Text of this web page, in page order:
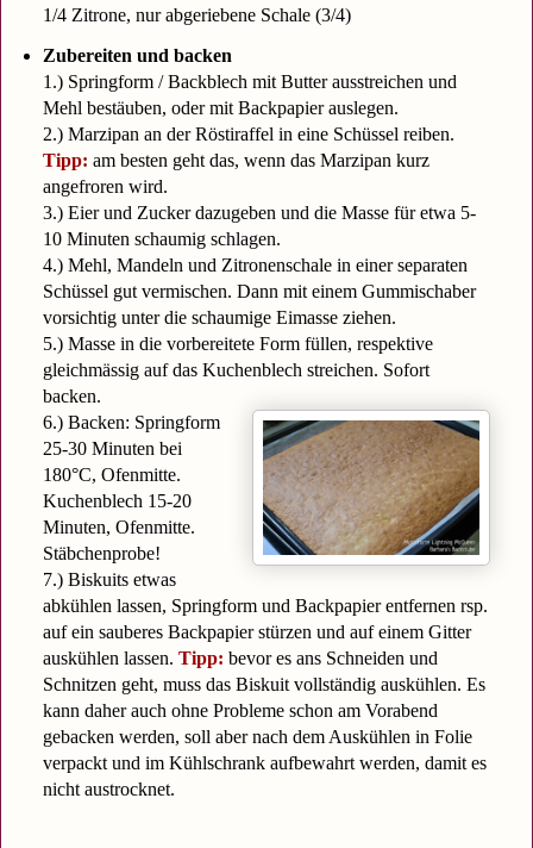
1/4 Zitrone, nur abgeriebene Schale (3/4)
Zubereiten und backen
1.) Springform / Backblech mit Butter ausstreichen und
Mehl bestäuben, oder mit Backpapier auslegen.
2.) Marzipan an der Röstiraffel in eine Schüssel reiben.
Tipp: am besten geht das, wenn das Marzipan kurz
angefroren wird.
3.) Eier und Zucker dazugeben und die Masse für etwa 5-
10 Minuten schaumig schlagen.
4.) Mehl, Mandeln und Zitronenschale in einer separaten
Schüssel gut vermischen. Dann mit einem Gummischaber
vorsichtig unter die schaumige Eimasse ziehen.
5.) Masse in die vorbereitete Form füllen, respektive
gleichmässig auf das Kuchenblech streichen. Sofort
backen.
6.) Backen: Springform
25-30 Minuten bei
180°C, Ofenmitte.
Kuchenblech 15-20
Minuten, Ofenmitte.
Stäbchenprobe!
7.) Biskuits etwas
abkühlen lassen, Springform und Backpapier entfernen rsp.
auf ein sauberes Backpapier stürzen und auf einem Gitter
auskühlen lassen. Tipp: bevor es ans Schneiden und
Schnitzen geht, muss das Biskuit vollständig auskühlen. Es
kann daher auch ohne Probleme schon am Vorabend
gebacken werden, soll aber nach dem Auskühlen in Folie
verpackt und im Kühlschrank aufbewahrt werden, damit es
nicht austrocknet.